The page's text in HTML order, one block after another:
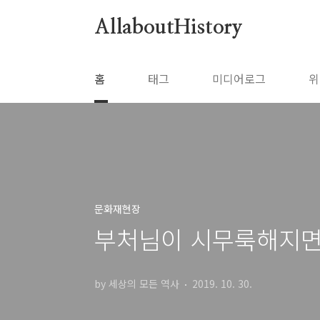
AllaboutHistory
홈 태그 미디어로그
문화재현장
부처님이 시무룩해지
by 세상의 모든 역사 2019. 10. 30.